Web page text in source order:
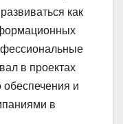
как
в проектах
обеспечения и
в